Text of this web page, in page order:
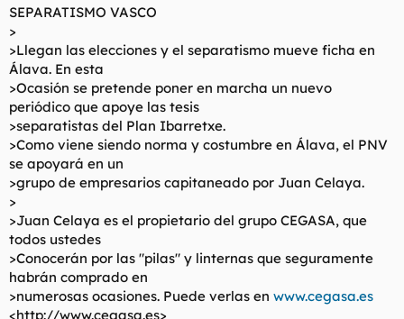
e
SEPARATISMO VASCO
>
>Llegan las elecciones y el separatismo mueve ficha en
Álava. En esta
>Ocasión se pretende poner en marcha un nuevo
periódico que apoye las tesis
>separatistas del Plan Ibarretxe.
>Como viene siendo norma y costumbre en Álava, el PNV
se apoyará en un
>grupo de empresarios capitaneado por Juan Celaya.
>
>Juan Celaya es el propietario del grupo CEGASA, que
todos ustedes
>Conocerán por las "pilas" y linternas que seguramente
habrán comprado en
>numerosas ocasiones. Puede verlas en www.cegasa.es
<http://www.cegasa.es>